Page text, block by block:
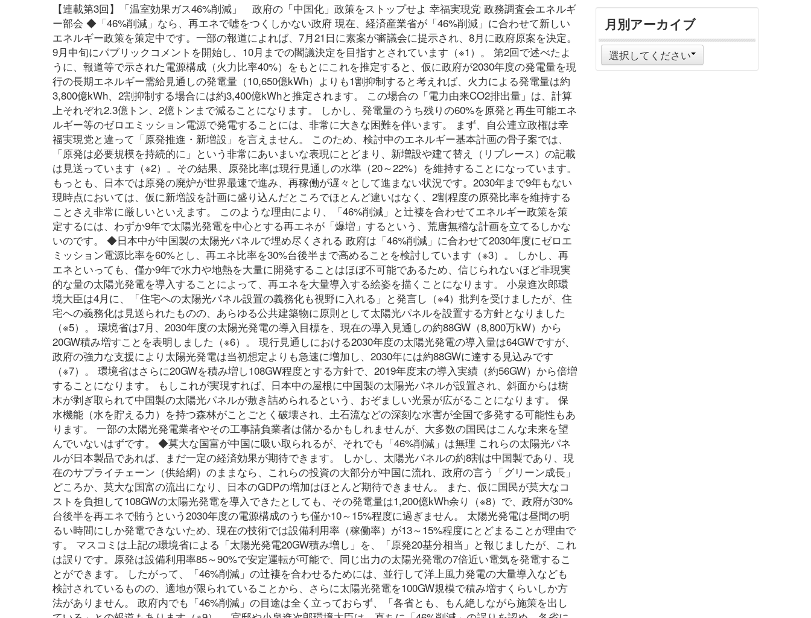
【連載第3回】「温室効果ガス46%削減」 政府の「中国化」政策をストップせよ 幸福実現党 政務調査会エネルギ
ー部会 ◆「46%削減」なら、再エネで嘘をつくしかない政府 現在、経済産業省が「46%削減」に合わせて新しい
エネルギー政策を策定中です。一部の報道によれば、7月21日に素案が審議会に提示され、8月に政府原案を決定。
9月中旬にパブリックコメントを開始し、10月までの閣議決定を目指すとされています（※1）。 第2回で述べたよ
うに、報道等で示された電源構成（火力比率40%）をもとにこれを推定すると、仮に政府が2030年度の発電量を現
行の長期エネルギー需給見通しの発電量（10,650億kWh）よりも1割抑制すると考えれば、火力による発電量は約
3,800億kWh、2割抑制する場合には約3,400億kWhと推定されます。 この場合の「電力由来CO2排出量」は、計算
上それぞれ2.3億トン、2億トンまで減ることになります。 しかし、発電量のうち残りの60%を原発と再生可能エネ
ルギー等のゼロエミッション電源で発電することには、非常に大きな困難を伴います。 まず、自公連立政権は幸
福実現党と違って「原発推進・新増設」を言えません。 このため、検討中のエネルギー基本計画の骨子案では、
「原発は必要規模を持続的に」という非常にあいまいな表現にとどまり、新増設や建て替え（リプレース）の記載
は見送っています（※2）。その結果、原発比率は現行見通しの水準（20～22%）を維持することになっています。
もっとも、日本では原発の廃炉が世界最速で進み、再稼働が遅々として進まない状況です。2030年まで9年もない
現時点においては、仮に新増設を計画に盛り込んだところでほとんど違いはなく、2割程度の原発比率を維持する
ことさえ非常に厳しいといえます。 このような理由により、「46%削減」と辻褄を合わせてエネルギー政策を策
定するには、わずか9年で太陽光発電を中心とする再エネが「爆増」するという、荒唐無稽な計画を立てるしかな
いのです。 ◆日本中が中国製の太陽光パネルで埋め尽くされる 政府は「46%削減」に合わせて2030年度にゼロエ
ミッション電源比率を60%とし、再エネ比率を30%台後半まで高めることを検討しています（※3）。 しかし、再
エネといっても、僅か9年で水力や地熱を大量に開発することはほぼ不可能であるため、信じられないほど非現実
的な量の太陽光発電を導入することによって、再エネを大量導入する絵姿を描くことになります。 小泉進次郎環
境大臣は4月に、「住宅への太陽光パネル設置の義務化も視野に入れる」と発言し（※4）批判を受けましたが、住
宅への義務化は見送られたものの、あらゆる公共建築物に原則として太陽光パネルを設置する方針となりました
（※5）。 環境省は7月、2030年度の太陽光発電の導入目標を、現在の導入見通しの約88GW（8,800万kW）から
20GW積み増すことを表明しました（※6）。 現行見通しにおける2030年度の太陽光発電の導入量は64GWですが、
政府の強力な支援により太陽光発電は当初想定よりも急速に増加し、2030年には約88GWに達する見込みです
（※7）。 環境省はさらに20GWを積み増し108GW程度とする方針で、2019年度末の導入実績（約56GW）から倍増
することになります。 もしこれが実現すれば、日本中の屋根に中国製の太陽光パネルが設置され、斜面からは樹
木が剥ぎ取られて中国製の太陽光パネルが敷き詰められるという、おぞましい光景が広がることになります。 保
水機能（水を貯える力）を持つ森林がことごとく破壊され、土石流などの深刻な水害が全国で多発する可能性もあ
ります。 一部の太陽光発電業者やその工事請負業者は儲かるかもしれませんが、大多数の国民はこんな未来を望
んでいないはずです。 ◆莫大な国富が中国に吸い取られるが、それでも「46%削減」は無理 これらの太陽光パネ
ルが日本製品であれば、まだ一定の経済効果が期待できます。 しかし、太陽光パネルの約8割は中国製であり、現
在のサプライチェーン（供給網）のままなら、これらの投資の大部分が中国に流れ、政府の言う「グリーン成長」
どころか、莫大な国富の流出になり、日本のGDPの増加はほとんど期待できません。 また、仮に国民が莫大なコ
ストを負担して108GWの太陽光発電を導入できたとしても、その発電量は1,200億kWh余り（※8）で、政府が30%
台後半を再エネで賄うという2030年度の電源構成のうち僅か10～15%程度に過ぎません。 太陽光発電は昼間の明
るい時間にしか発電できないため、現在の技術では設備利用率（稼働率）が13～15%程度にとどまることが理由で
す。 マスコミは上記の環境省による「太陽光発電20GW積み増し」を、「原発20基分相当」と報じましたが、これ
は誤りです。原発は設備利用率85～90%で安定運転が可能で、同じ出力の太陽光発電の7倍近い電気を発電するこ
とができます。 したがって、「46%削減」の辻褄を合わせるためには、並行して洋上風力発電の大量導入なども
検討されているものの、適地が限られていることから、さらに太陽光発電を100GW規模で積み増すくらいしか方
法がありません。 政府内でも「46%削減」の目途は全く立っておらず、「各省とも、もん絶しながら施策を出し
月別アーカイブ
選択してください